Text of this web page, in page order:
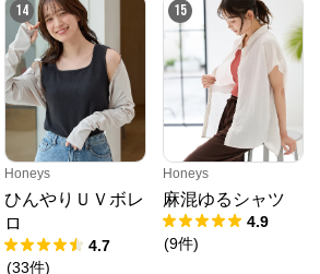
14
Honeys
ひんやりＵＶボレ
ロ
4.7
(33件)
15
Honeys
麻混ゆるシャツ
4.9
(9件)